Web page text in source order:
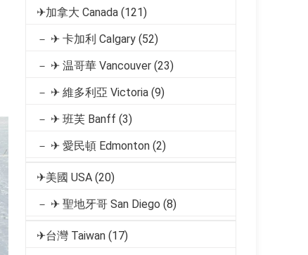
✈加拿大 Canada (121)
－ ✈ 卡加利 Calgary (52)
－ ✈ 温哥華 Vancouver (23)
－ ✈ 維多利亞 Victoria (9)
－ ✈ 班芙 Banff (3)
－ ✈ 愛民頓 Edmonton (2)
✈美國 USA (20)
－ ✈ 聖地牙哥 San Diego (8)
✈台灣 Taiwan (17)